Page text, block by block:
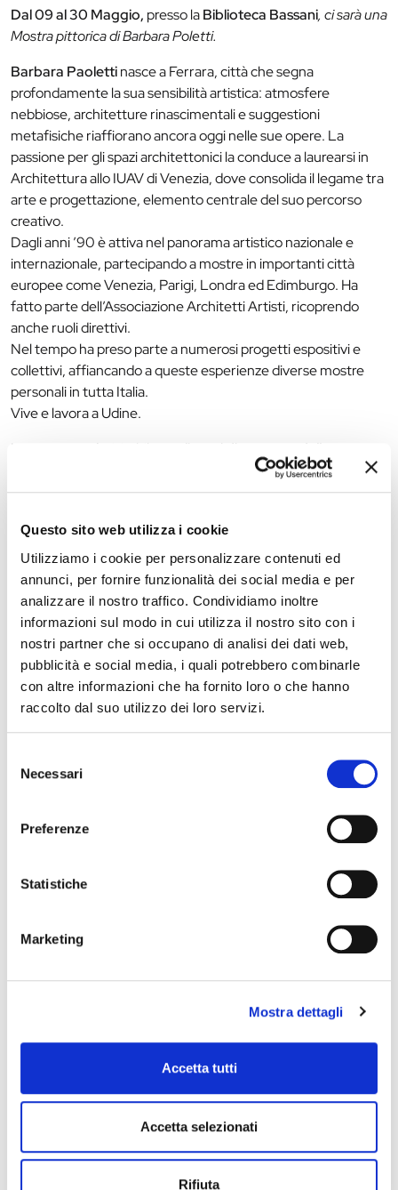
Questo sito web utilizza i cookie
Utilizziamo i cookie per personalizzare contenuti ed
annunci, per fornire funzionalità dei social media e per
analizzare il nostro traffico. Condividiamo inoltre
informazioni sul modo in cui utilizza il nostro sito con i
nostri partner che si occupano di analisi dei dati web,
pubblicità e social media, i quali potrebbero combinarle
con altre informazioni che ha fornito loro o che hanno
raccolto dal suo utilizzo dei loro servizi.
delNecessari
Preferenze
Statistiche
Marketing
Mostra dettagli
Accetta tutti
Accetta selezionati
Rifiuta
Dal 09 al 30 Maggio, presso laBiblioteca Bassani, ci sarà una
Mostra pittorica di Barbara Poletti.
Barbara Paolettinasce a Ferrara, città che segna
profondamente la sua sensibilità artistica: atmosfere
nebbiose, architetture rinascimentali e suggestioni
metafisiche riaffiorano ancora oggi nelle sue opere. La
passione per gli spazi architettonici la conduce a laurearsi in
Architettura allo IUAV di Venezia, dove consolida il legame tra
arte e progettazione, elemento centrale del suo percorso
creativo.
Dagli anni ’90 è attiva nel panorama artistico nazionale e
internazionale, partecipando a mostre in importanti città
europee come Venezia, Parigi, Londra ed Edimburgo. Ha
fatto parte dell’Associazione Architetti Artisti, ricoprendo
anche ruoli direttivi.
Nel tempo ha preso parte a numerosi progetti espositivi e
collettivi, affiancando a queste esperienze diverse mostre
personali in tutta Italia.
Vive e lavora a Udine.
La mostra sarà visitabile
The editorial team is not responsible for any inaccuracies or
changes in the program of events reported. In case of
cancellation, variation, modification of the information of an
event you can write toinfotur@comune.fe.it